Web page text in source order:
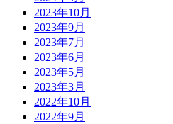
2023年10月
2023年9月
2023年7月
2023年6月
2023年5月
2023年3月
2022年10月
2022年9月